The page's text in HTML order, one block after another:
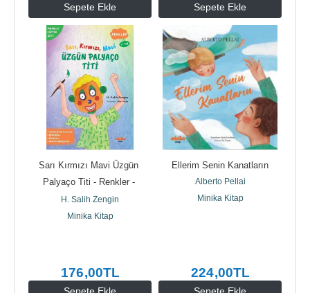
Sepete Ekle Sepete Ekle
Sarı Kırmızı Mavi Üzgün
Palyaço Titi - Renkler -
Masallı Eğitim Seti
H. Salih Zengin
Minika Kitap
176,00TL
Ellerim Senin Kanatların
Alberto Pellai
Minika Kitap
224,00TL